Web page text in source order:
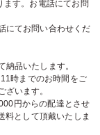
ます。お電話にてお問
にてお問い合わせくだ
納品いたします。
時までのお時間をご
います。
円からの配達とさせ
料として頂戴いたしま